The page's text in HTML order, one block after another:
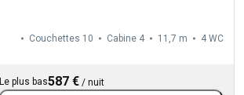
Couchettes 10 Cabine 4 11,7 m 4 WC
Le plus bas587 € /nuit